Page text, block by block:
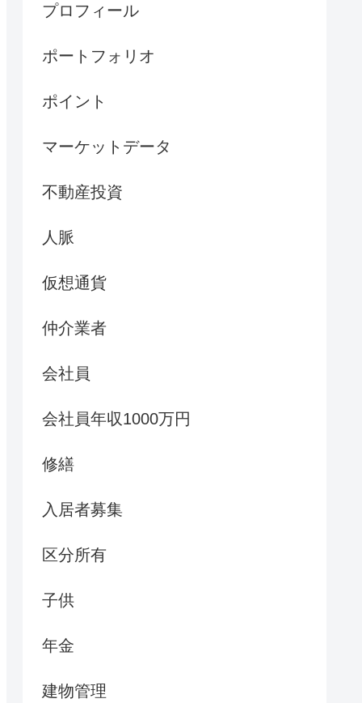
プロフィール
ポートフォリオ
ポイント
マーケットデータ
不動産投資
人脈
仮想通貨
仲介業者
会社員
会社員年収1000万円
修繕
入居者募集
区分所有
子供
年金
建物管理